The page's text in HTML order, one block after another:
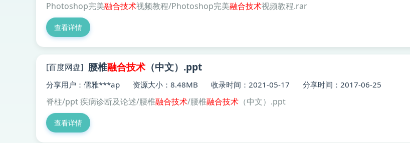
Photoshop完美融合技术视频教程/Photoshop完美融合技术视频教程.rar
查看详情
[百度网盘] 腰椎融合技术 （中文）.ppt
分享用户：儒雅***ap 资源大小：8.48MB 收录时间：2021-05-17 分享时间：2017-06-25
脊柱/ppt 疾病诊断及论述/腰椎融合技术/腰椎融合技术 （中文）.ppt
查看详情